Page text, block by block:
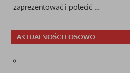
zaprezentować i polecić …
AKTUALNOŚCI LOSOWO